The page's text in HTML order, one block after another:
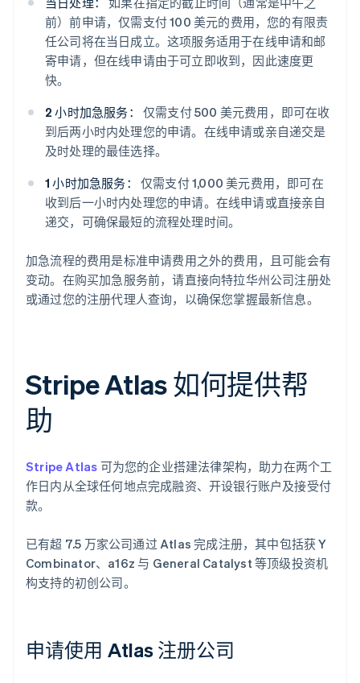
前）前申请，仅需支付 100 美元的费用，您的有限责
任公司将在当日成立。这项服务适用于在线申请和邮
寄申请，但在线申请由于可立即收到，因此速度更
快。
2 小时加急服务：
仅需支付 500 美元费用，即可在收
到后两小时内处理您的申请。在线申请或亲自递交是
及时处理的最佳选择。
1 小时加急服务：
仅需支付 1,000 美元费用，即可在
收到后一小时内处理您的申请。在线申请或直接亲自
递交，可确保最短的流程处理时间。
加急流程的费用是标准申请费用之外的费用，且可能会有
变动。在购买加急服务前，请直接向特拉华州公司注册处
或通过您的注册代理人查询，以确保您掌握最新信息。
Stripe Atlas 如何提供帮
助
Stripe Atlas 可为您的企业搭建法律架构，助力在两个工
作日内从全球任何地点完成融资、开设银行账户及接受付
款。
已有超 7.5 万家公司通过 Atlas 完成注册，其中包括获 Y
Combinator、a16z 与 General Catalyst 等顶级投资机
构支持的初创公司。
申请使用 Atlas 注册公司